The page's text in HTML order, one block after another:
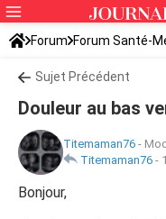
Forum Forum Santé-
Sujet Précédent
Douleur au bas
Titemaman76 -
Titemaman76 -
Bonjour,